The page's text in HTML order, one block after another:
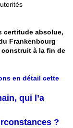
certitude absolue,
Frankenbourg
à la fin de
en détail cette
qui l’a
?